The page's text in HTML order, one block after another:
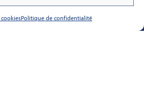
Politique de confidentialité